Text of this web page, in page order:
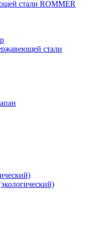
стали ROMMER
стали